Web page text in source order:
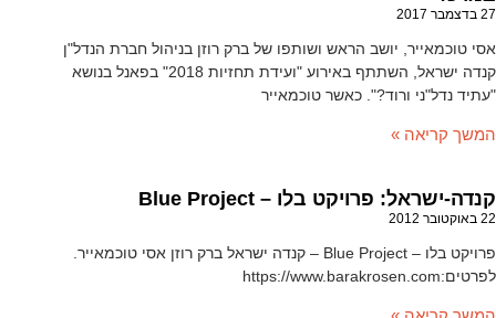
27 בדצמבר 2017
אסי טוכמאייר, יושב הראש ושותפו של ברק רוזן בניהול חברת הנדל"ן
קנדה ישראל, השתתף באירוע "ועידת תחזיות 2018" בפאנל בנושא
"עתיד נדל"ני ורוד?". כאשר טוכמאייר
המשך קריאה »
קנדה-ישראל: פרויקט בלו – Blue Project
22 באוקטובר 2012
פרויקט בלו – Blue Project – קנדה ישראל ברק רוזן אסי טוכמאייר.
לפרטים:https://www.barakrosen.com